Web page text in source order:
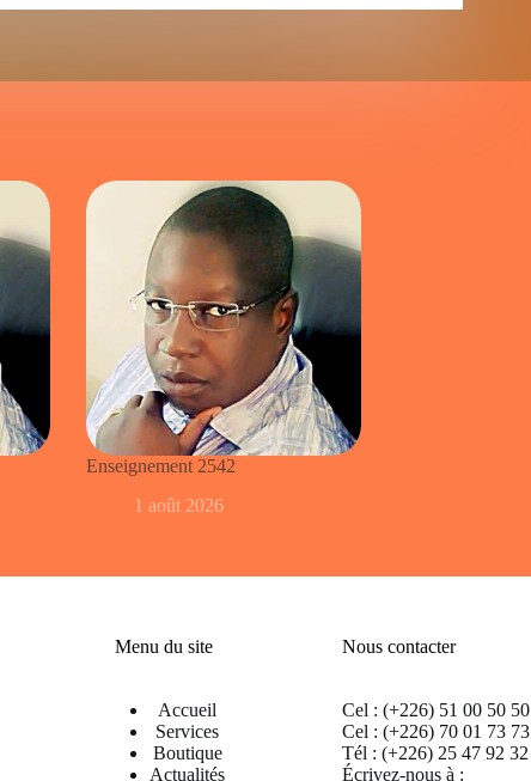
Enseignement 2542
1 août 2026
Menu du site
Accueil
Services
Boutique
Actualités
Nous contacter
Cel : (+226) 51 00 50 50
Cel : (+226) 70 01 73 73
Tél : (+226) 25 47 92 32
Écrivez-nous à :